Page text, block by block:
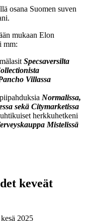
osana Suomen suven
mukaan Elon
mm:
Specsaversilta
Villassa
Normalissa,
sekä Citymarketissa
herkkuhetkeni
Mistelissä
keveät